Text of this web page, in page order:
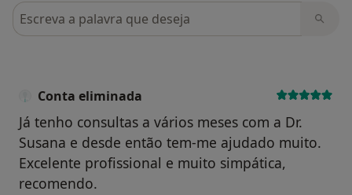
Pesquisar em opiniões
Conta eliminada
Já tenho consultas a vários meses com a Dr.
Susana e desde então tem-me ajudado muito.
Excelente profissional e muito simpática,
recomendo.